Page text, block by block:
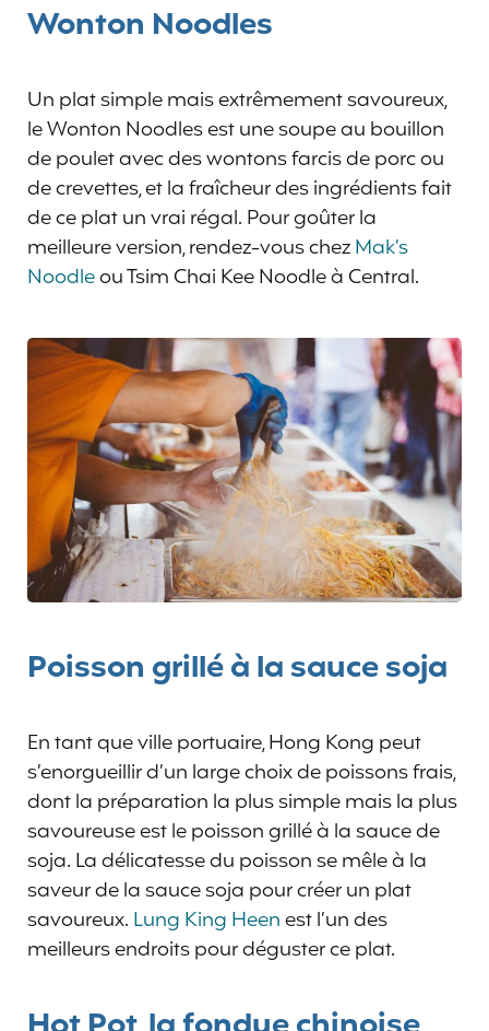
Wonton Noodles
Un plat simple mais extrêmement savoureux,
le Wonton Noodles est une soupe au bouillon
de poulet avec des wontons farcis de porc ou
de crevettes, et la fraîcheur des ingrédients fait
de ce plat un vrai régal. Pour goûter la
meilleure version, rendez-vous chezMak’s
Noodleou Tsim Chai Kee Noodle à Central.
Poisson grillé à la sauce soja
En tant que ville portuaire, Hong Kong peut
s’enorgueillir d’un large choix de poissons frais,
dont la préparation la plus simple mais la plus
savoureuse est le poisson grillé à la sauce de
soja. La délicatesse du poisson se mêle à la
saveur de la sauce soja pour créer un plat
savoureux. Lung King Heenest l’un des
meilleurs endroits pour déguster ce plat.